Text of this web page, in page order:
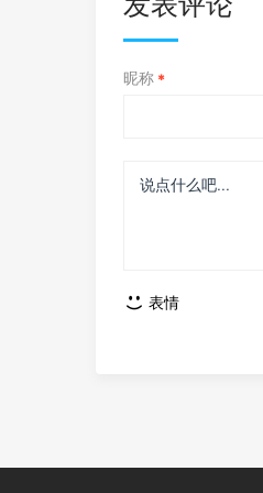
昵称 *
表情